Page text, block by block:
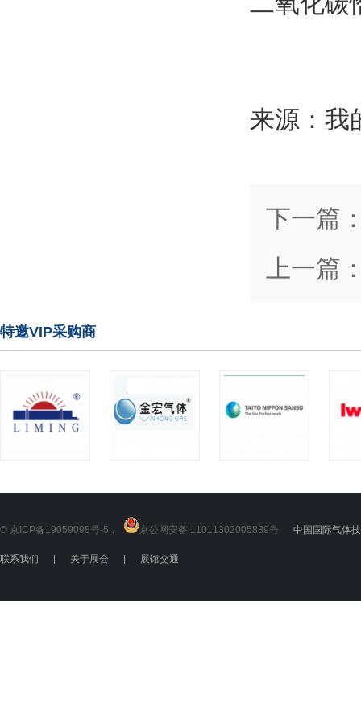
来源：我
下一篇
上一篇
特邀VIP采购商
© 京ICP备19059098号-5 ， 京公网安备 11011302005839号 中国国际气体技
联系我们 关于展会 展馆交通